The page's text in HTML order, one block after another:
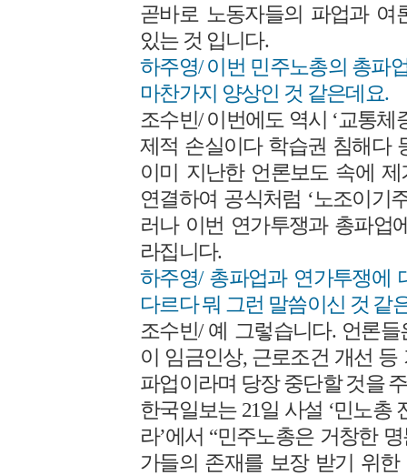
곧바로 노동자들의 파업과 여
있는 것 입니다.
하주영/ 이번 민주노총의 총파
마찬가지 양상인 것 같은데요.
조수빈/ 이번에도 역시 ‘교통체
제적 손실이다 학습권 침해다
이미 지난한 언론보도 속에
연결하여 공식처럼 ‘노조이기
러나 이번 연가투쟁과 총파업
라집니다.
하주영/ 총파업과 연가투쟁에
다르다 뭐 그런 말씀이신 것 같
조수빈/ 예 그렇습니다. 언론
이 임금인상, 근로조건 개선
파업이라며 당장 중단할 것을
한국일보는 21일 사설 ‘민노총
라’에서 “민주노총은 거창한
가들의 존재를 보장 받기 위